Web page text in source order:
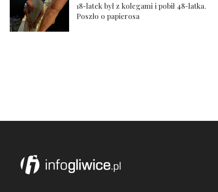
18-latek był z kolegami i pobił 48-latka.
Poszło o papierosa